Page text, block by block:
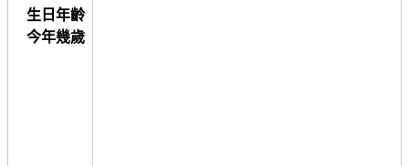
生日年齡
今年幾歲